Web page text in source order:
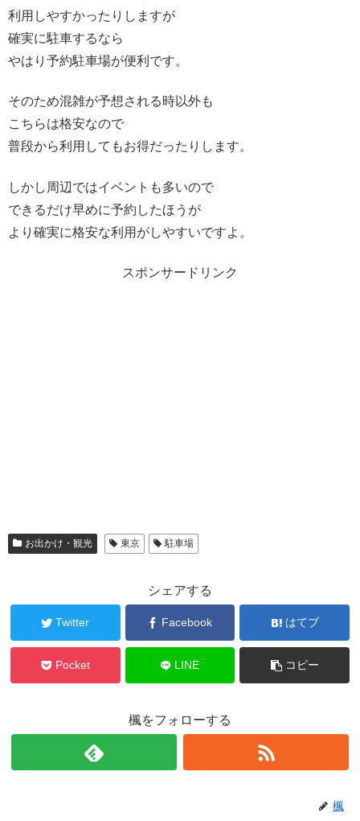
利用しやすかったりしますが
確実に駐車するなら
やはり予約駐車場が便利です。
そのため混雑が予想される時以外も
こちらは格安なので
普段から利用してもお得だったりします。
しかし周辺ではイベントも多いので
できるだけ早めに予約したほうが
より確実に格安な利用がしやすいですよ。
スポンサードリンク
お出かけ・観光 東京 駐車場
シェアする
Twitter Facebook はてブ
Pocket LINE コピー
楓をフォローする
楓